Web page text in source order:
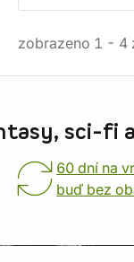
zobrazeno 1 - 4
sci-fi
60 dní na
buď bez